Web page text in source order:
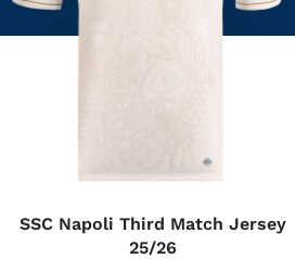
SSC Napoli Third Match Jersey
25/26